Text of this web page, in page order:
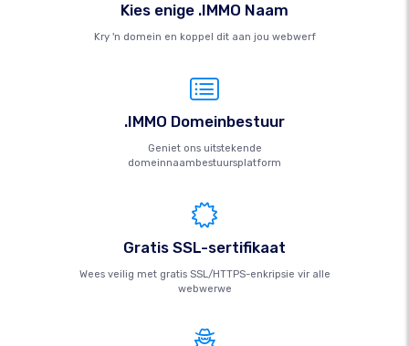
Kies enige .IMMO Naam
Kry 'n domein en koppel dit aan jou webwerf
.IMMO Domeinbestuur
Geniet ons uitstekende
domeinnaambestuursplatform
Gratis SSL-sertifikaat
Wees veilig met gratis SSL/HTTPS-enkripsie vir alle
webwerwe